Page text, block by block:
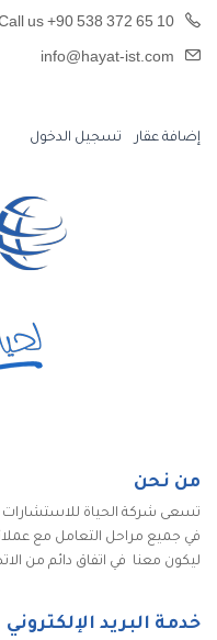
us +90 538 372 65 10
info@hayat-ist.com
إضافة عقار تسجيل الدخول
من نحن
تسعى شركة الحياة للاستشارات
في جميع مراحل التعامل مع
ليكون معنا في اتفاق دائم من
خدمة البريد الإلكتروني